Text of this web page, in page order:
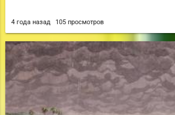
4 года назад 105 просмотров